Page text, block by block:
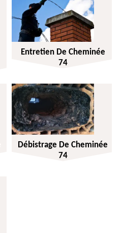
Entretien De Cheminée
74
Débistrage De Cheminée
74